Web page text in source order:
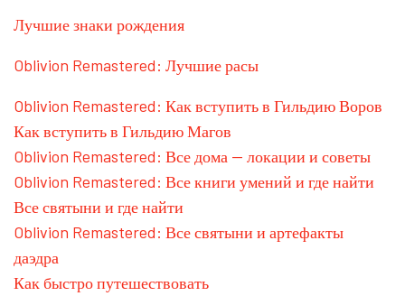
Лучшие знаки рождения
Oblivion Remastered: Лучшие расы
Oblivion Remastered: Как вступить в Гильдию Воров
Как вступить в Гильдию Магов
Oblivion Remastered: Все дома — локации и советы
Oblivion Remastered: Все книги умений и где найти
Все святыни и где найти
Oblivion Remastered: Все святыни и артефакты
даэдра
Как быстро путешествовать